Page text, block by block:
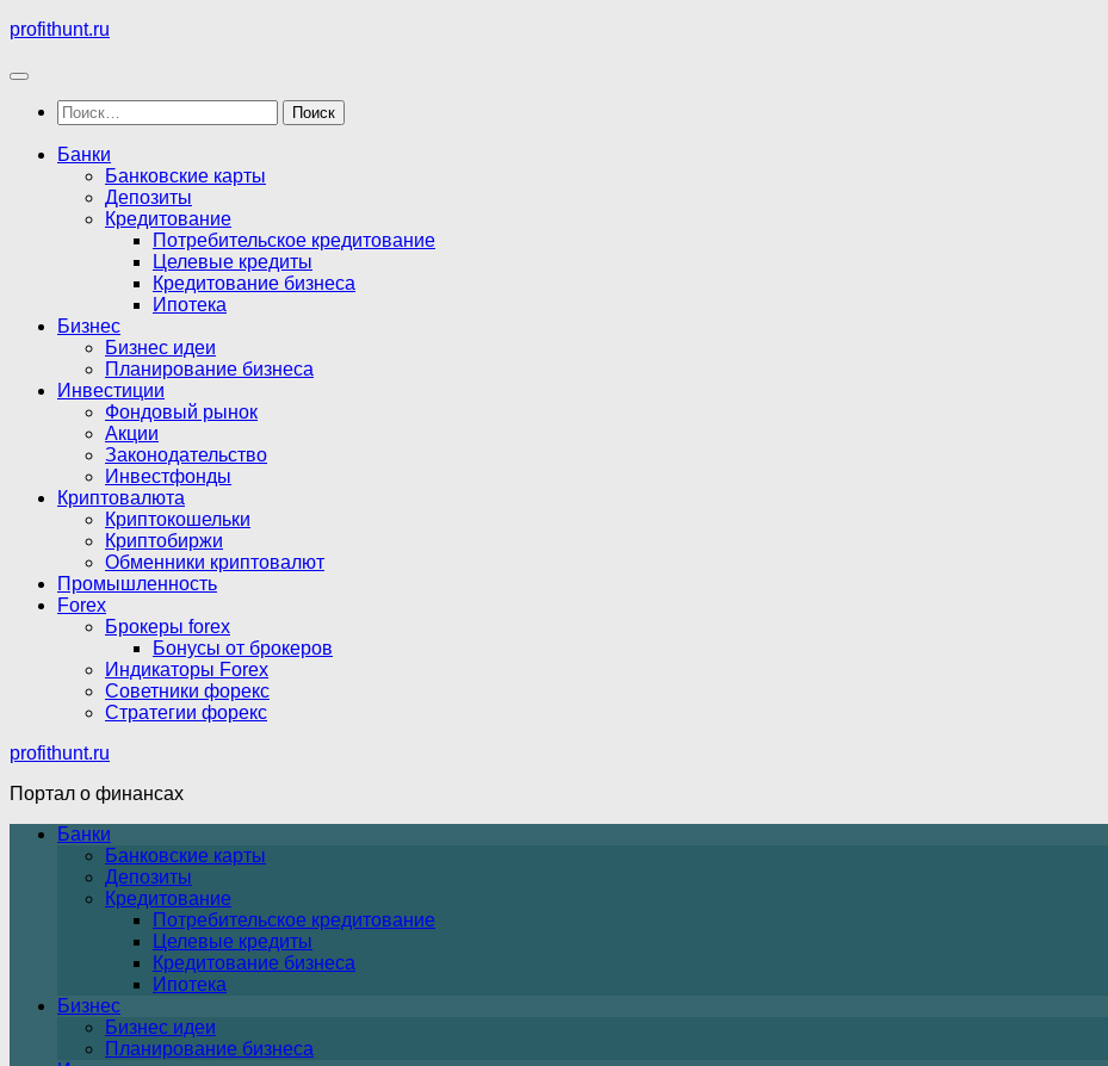
Перейти
содержимому
profithunt.ru
Найти:
Банки
Банковские карты
Депозиты
Кредитование
Потребительское кредитование
Целевые кредиты
Кредитование бизнеса
Ипотека
Бизнес
Бизнес идеи
Планирование бизнеса
Инвестиции
Фондовый рынок
Акции
Законодательство
Инвестфонды
Криптовалюта
Криптокошельки
Криптобиржи
Обменники криптовалют
Промышленность
Forex
Брокеры forex
Бонусы от брокеров
Индикаторы Forex
Советники форекс
Стратегии форекс
profithunt.ru
Портал о финансах
Банки
Банковские карты
Депозиты
Кредитование
Потребительское кредитование
Целевые кредиты
Кредитование бизнеса
Ипотека
Бизнес
Бизнес идеи
Планирование бизнеса